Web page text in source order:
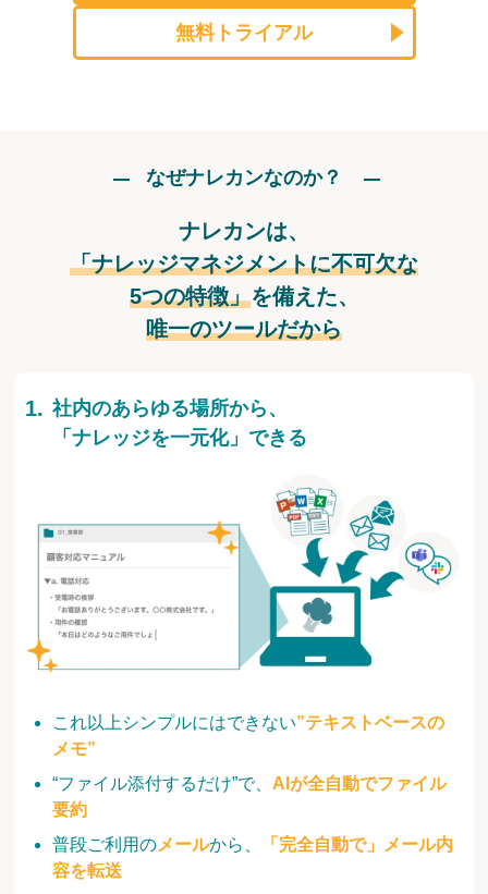
無料トライアル
なぜナレカンなのか？
ナレカンは、
「ナレッジマネジメントに不可欠な
5つの特徴」を備えた、
唯一のツールだから
これ以上シンプルにはできない”テキストベースの
メモ”
“ファイル添付するだけ”で、 AIが全自動でファイル
要約
普段ご利用のメールから、
「完全自動で」メール内
容を転送
社内のあらゆる場所から、
「ナレッジを一元化」できる